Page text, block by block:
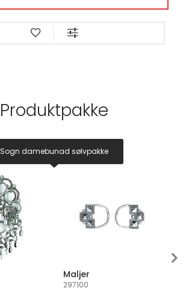
Produktpakke
Sogn damebunad sølvpakke
Maljer
297100